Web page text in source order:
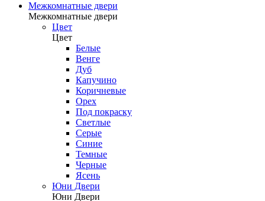
Межкомнатные двери
Межкомнатные двери
Цвет
Цвет
Белые
Венге
Дуб
Капучино
Коричневые
Орех
Под покраску
Светлые
Серые
Синие
Темные
Черные
Ясень
Юни Двери
Юни Двери